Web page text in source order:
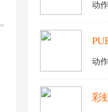
动
动
彩